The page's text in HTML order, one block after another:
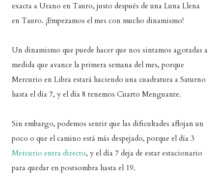
exacta a Urano en Tauro, justo después de una Luna Llena
en Tauro. ¡Empezamos el mes con mucho dinamismo!
Un dinamismo que puede hacer que nos sintamos agotadas a
medida que avance la primera semana del mes, porque
Mercurio en Libra estará haciendo una cuadratura a Saturno
hasta el día 7, y el día 8 tenemos Cuarto Menguante.
Sin embargo, podemos sentir que las dificultades aflojan un
poco o que el camino está más despejado, porque el día 3
Mercurio entra directo, y el día 7 deja de estar estacionario
para quedar en postsombra hasta el 19.